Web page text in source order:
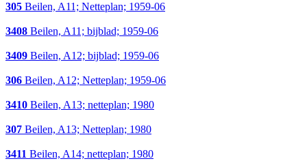
305 Beilen, A11; Netteplan; 1959-06
3408 Beilen, A11; bijblad; 1959-06
3409 Beilen, A12; bijblad; 1959-06
306 Beilen, A12; Netteplan; 1959-06
3410 Beilen, A13; netteplan; 1980
307 Beilen, A13; Netteplan; 1980
3411 Beilen, A14; netteplan; 1980